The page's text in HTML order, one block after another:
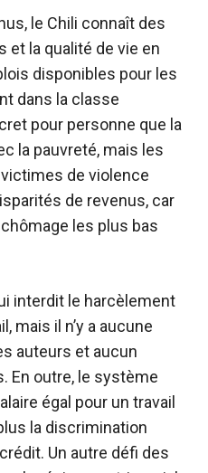
le Chili connaît des
et la qualité de vie en
disponibles pour les
dans la classe
pour personne que la
la pauvreté, mais les
de violence
de revenus, car
les plus bas
interdit le harcèlement
mais il n’y a aucune
auteurs et aucun
En outre, le système
égal pour un travail
la discrimination
Un autre défi des